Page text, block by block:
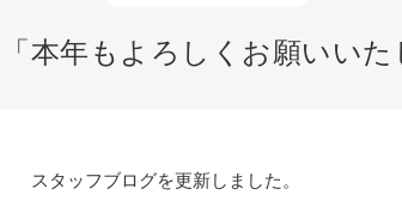
「本年もよろしくお願いい
スタッフブログを更新しました。